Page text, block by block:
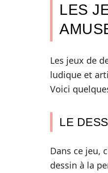
LES
Les jeux de
ludique et
Voici
LE
Dans ce jeu,
dessin à la